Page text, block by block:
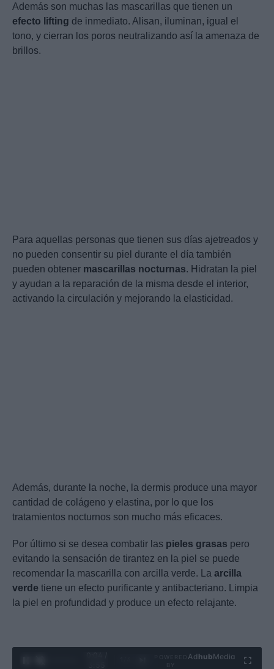
Además son muchas las mascarillas que tienen un
efecto lifting de inmediato. Alisan, iluminan, igual el
tono, y cierran los poros neutralizando así la amenaza de
brillos.
Para aquellas personas que tienen sus días ajetreados y
no pueden consentir su piel durante el día también
pueden obtener mascarillas nocturnas. Hidratan la piel
y ayudan a la reparación de la misma desde el interior,
activando la circulación y mejorando la elasticidad.
Además, durante la noche, la dermis produce una mayor
cantidad de colágeno y elastina, por lo que los
tratamientos nocturnos son mucho más eficaces.
Por último si se desea combatir las pieles grasas pero
evitando la sensación de tirantez en la piel se puede
recomendar la mascarilla con arcilla verde. La arcilla
verde tiene un efecto purificante y antibacteriano. Limpia
la piel en profundidad y produce un efecto relajante.
0:05 /
Ad hubMedia